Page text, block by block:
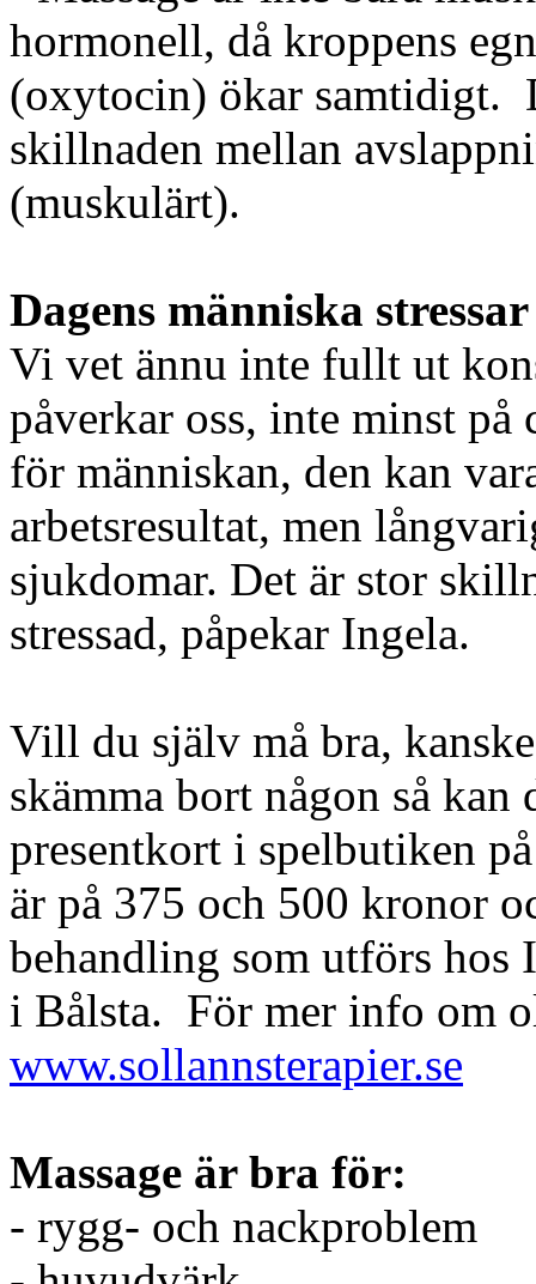
hormonell, då kroppens
(oxytocin) ökar samtidigt.
skillnaden mellan
(muskulärt).
Dagens människa
Vi vet ännu inte fullt ut
påverkar oss, inte minst
för människan, den kan
arbetsresultat, men
sjukdomar. Det är stor
stressad, påpekar Ingela.
Vill du själv må bra,
skämma bort någon så
presentkort i spelbutiken
är på 375 och 500 kronor
behandling som utförs hos
i Bålsta. För mer info om
www.sollannsterapier.se
Massage är bra för:
- rygg- och nackproblem